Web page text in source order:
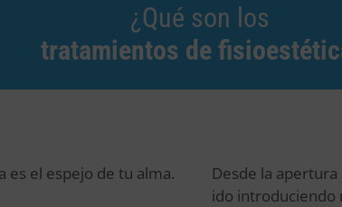
¿Qué son los
tratamientos de
es el espejo de tu alma.
Desde la
ido introduciendo